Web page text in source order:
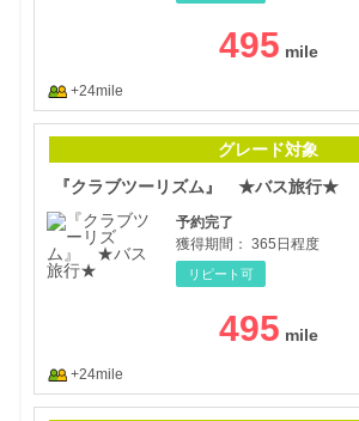
495
+24mile
グレード対象
『クラブツーリズム』 ★バス旅行★
予約完了
獲得期間： 365日程度
リピート可
495
+24mile